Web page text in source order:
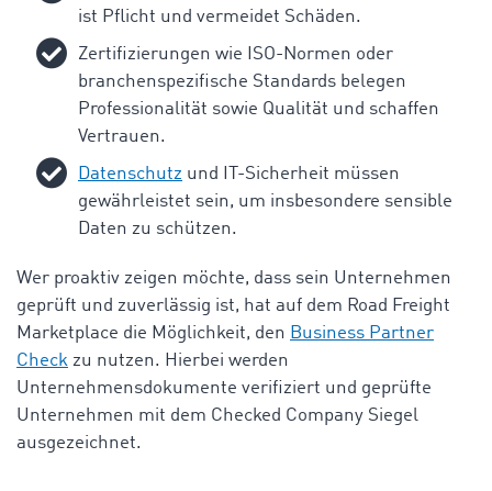
ist Pflicht und vermeidet Schäden.
Zertifizierungen wie ISO- Normen oder
branchenspezifische Standards belegen
Professionalität sowie Qualität und schaffen
Vertrauen.
Datenschutz und IT-Sicherheit müssen
gewährleistet sein, um insbesondere sensible
Daten zu schützen.
Wer proaktiv zeigen möchte, dass sein Unternehmen
geprüft und zuverlässig ist, hat auf dem Road Freight
Marketplace die Möglichkeit, den Business Partner
Check zu nutzen. Hierbei werden
Unternehmensdokumente verifiziert und geprüfte
Unternehmen mit dem Checked Company Siegel
ausgezeichnet.